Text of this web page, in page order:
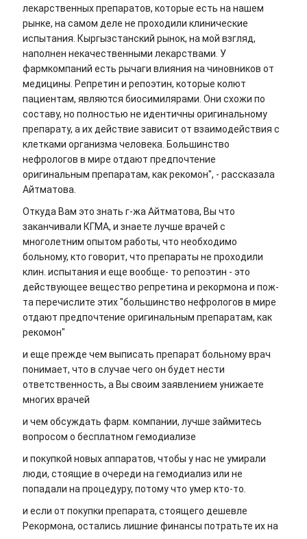
лекарственных препаратов, которые есть на нашем
рынке, на самом деле не проходили клинические
испытания. Кыргызстанский рынок, на мой взгляд,
наполнен некачественными лекарствами. У
фармкомпаний есть рычаги влияния на чиновников от
медицины. Репретин и репоэтин, которые колют
пациентам, являются биосимилярами. Они схожи по
составу, но полностью не идентичны оригинальному
препарату, а их действие зависит от взаимодействия с
клетками организма человека. Большинство
нефрологов в мире отдают предпочтение
оригинальным препаратам, как рекомон", - рассказала
Айтматова.
Откуда Вам это знать г-жа Айтматова, Вы что
заканчивали КГМА, и знаете лучше врачей с
многолетним опытом работы, что необходимо
больному, кто говорит, что препараты не проходили
клин. испытания и еще вообще- то репоэтин - это
действующее вещество репретина и рекормона и пож-
та перечислите этих "большинство нефрологов в мире
отдают предпочтение оригинальным препаратам, как
рекомон"
и еще прежде чем выписать препарат больному врач
понимает, что в случае чего он будет нести
ответственность, а Вы своим заявлением унижаете
многих врачей
и чем обсуждать фарм. компании, лучше займитесь
вопросом о бесплатном гемодиализе
и покупкой новых аппаратов, чтобы у нас не умирали
люди, стоящие в очереди на гемодиализ или не
попадали на процедуру, потому что умер кто-то.
и если от покупки препарата, стоящего дешевле
Рекормона, остались лишние финансы потратьте их на